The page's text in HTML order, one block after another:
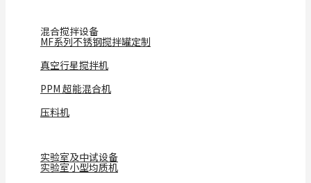
混合搅拌设备
MF系列不锈钢搅拌罐定制
真空行星搅拌机
PPM 超能混合机
压料机
实验室及中试设备
实验室小型均质机